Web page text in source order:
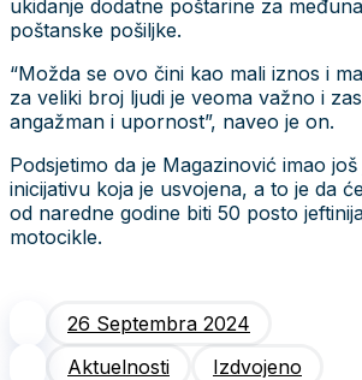
ukidanje dodatne poštarine za
poštanske pošiljke.
“Možda se ovo čini kao mali iznos i
za veliki broj ljudi je veoma važno i
angažman i upornost”, naveo je on.
Podsjetimo da je Magazinović imao
inicijativu koja je usvojena, a to je da
od naredne godine biti 50 posto
motocikle.
26 Septembra 2024
Aktuelnosti
Izdvojeno